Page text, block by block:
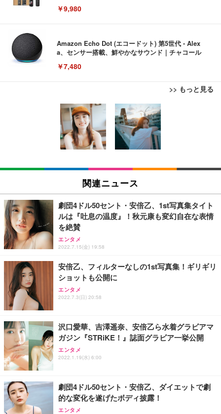
￥9,980
Amazon Echo Dot (エコードット) 第5世代 - Alex
a、センサー搭載、鮮やかなサウンド｜チャコール
￥7,480
>> もっと見る
[EdoErgo] オフィスチェア 椅子 テレワーク 疲れな
い 跳ね上げ式アームレスト コンパクト 約105度ロッ
キング pc 事務椅子 360度回転 座面昇降 強化ナイロ
ン樹脂ベース 通気性メッシュ 在宅ワーク H-WY01
(黒網+黒枠+黒足)
￥5,699
SIHOO B100 オフィスチェア／デスクチェア メッシ
ュチェア 人間工学 疲れない ブラック
￥27,999
Sezlife オフィスチェア デスクチェア 疲れない テレ
ワーク チェア 強化バックレスト 30度ロッキング機
能 人間工学 椅子 腰サポート 90度跳ね上げ式アーム
レスト 3Dヘッドレスト ハンガー付き 高反発クッシ
務用 おしゃれ パソコンチェア (ブラック)
Sezlife オフィスチェア デスクチェア 疲れない テレ
ワーク チェア 強化バックレスト 30度ロッキング機
能 人間工学 椅子 腰サポート 90度跳ね上げ式アーム
務用 おしゃれ パソコンチェア (ホワイト)
ANDWINT オフィスチェア デスクチェア 肘なし メ
ッシュ 通気性 ランバーサポート付き 腰サポート ガ
ス圧無段階昇降 360度回転 キャスター付き コンパク
EIZO ビジネス向けプレミアムモニター | FlexScan
EV3240X-WT | 31.5型4K UHD・USB Type-C・ホワ
イト
￥105,595
EIZO ビジネス向けプレミアムモニター | FlexScan
【純正品】27"ゲーミングモニター DualSense 充電
フック付き（CFI-ZDM1J）
￥49,979
【整備済み品】Dell E2724HS 27インチ 液晶モニタ
ー フルHD（1920×1080）VA 非光沢 HDMI/DisplayP
ort/VGA スピーカー内蔵 高さ調整 スイベル VESA対
【MiniLED/24.5inch/280Hz/FHD】GRAPHT THE S
HOOTER Gaming Monitor 24” Essential ゲーミン
グモニター QD 24.5インチ 1ms FHD 量子ドット 残
Amazonベーシック ペットシーツ 薄型 レギュラー 1
回使い捨て 無香料 ホワイト 300枚
￥3,373
Amazonベーシック ペットシーツ 厚型 ワイド 42枚
x2袋(84枚) ホワイト(吸収面:ライトブルー)
￥3,234
ネオ・ルーライフ ネオ・オムツ L 中型犬用 26枚入
り 単品
￥1,800
Smart Basic(スマートベーシック) 【Amazon.co.jp
限定】 Smart Basic アイリスオーヤマ ペットシーツ
超厚型 お徳用 ワイド 100枚入 (x 1) (ケース販売)
アイリスオーヤマ ペットシーツ 超厚型 お徳用 レギ
ュラー 200枚入【Amazon.co.jp限定】
関連ニュース
劇団4ドル50セント・安倍乙、1st写真集タイト
ルは『吐息の温度』！秋元康も変幻自在な表情
を絶賛
エンタメ
2022.7.15(金) 19:58
安倍乙、フィルターなしの1st写真集！ギリギリ
ショットも公開に
エンタメ
2022.7.3(日) 20:58
沢口愛華、吉澤遥奈、安倍乙ら水着グラビアマ
ガジン『STRiKE！』誌面グラビア一挙公開
エンタメ
2022.1.19(水) 6:00
劇団4ドル50セント・安倍乙、ダイエットで劇
的な変化を遂げたボディ披露！
エンタメ